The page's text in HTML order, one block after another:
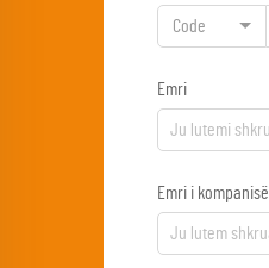
Code
Emri
Emri i kompanisë